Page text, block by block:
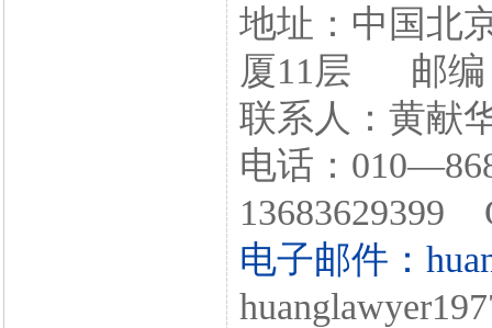
地址：中国北
厦11层 邮编
联系人：黄献
电话：
13683629399
电子邮件：